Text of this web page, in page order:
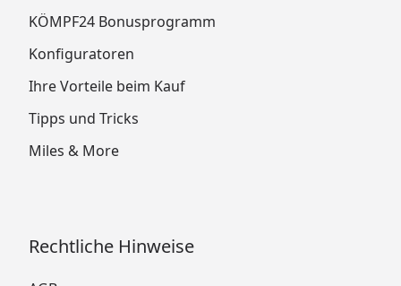
KÖMPF24 Bonusprogramm
Konfiguratoren
Ihre Vorteile beim Kauf
Tipps und Tricks
Miles & More
Rechtliche Hinweise